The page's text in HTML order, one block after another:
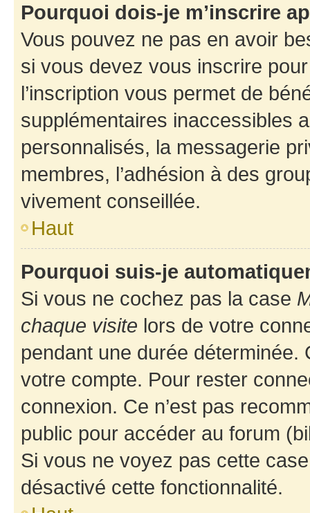
Pourquoi dois-je m’inscrire
Vous pouvez ne pas en avoir
si vous devez vous inscrire
l’inscription vous permet de
supplémentaires inaccessibles
personnalisés, la messagerie
membres, l’adhésion à des
vivement conseillée.
Haut
Pourquoi suis-je
Si vous ne cochez pas la case
chaque visite lors de votre
pendant une durée déterminée.
votre compte. Pour rester
connexion. Ce n’est pas
public pour accéder au forum
Si vous ne voyez pas cette
désactivé cette fonctionnalité.